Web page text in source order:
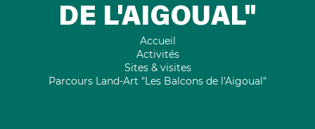
DE L'AIGOUAL"
Accueil
Activités
Sites & visites
Parcours Land-Art "Les Balcons de l'Aigoual"